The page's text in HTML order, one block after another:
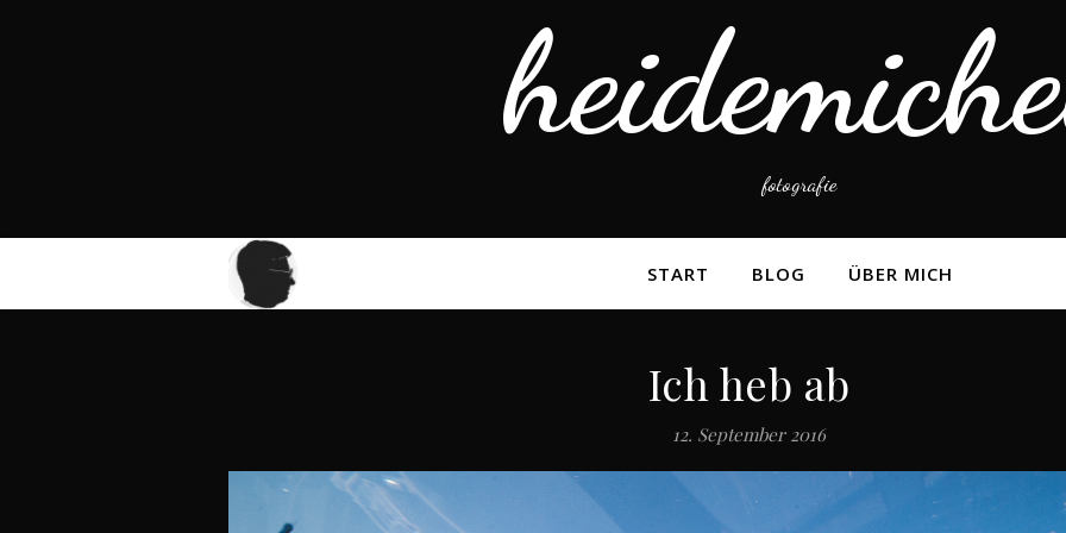
fotografie
START BLOG ÜBER MICH
Ich heb ab
12. September 2016